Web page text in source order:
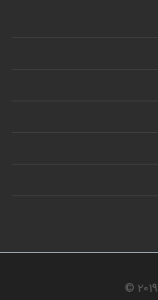
© 2019